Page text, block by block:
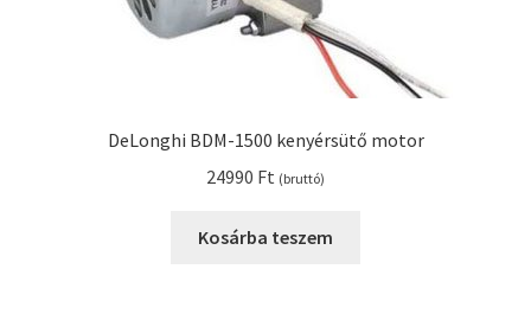
DeLonghi BDM-1500 kenyérsütő motor
24990 Ft (bruttó)
Kosárba teszem